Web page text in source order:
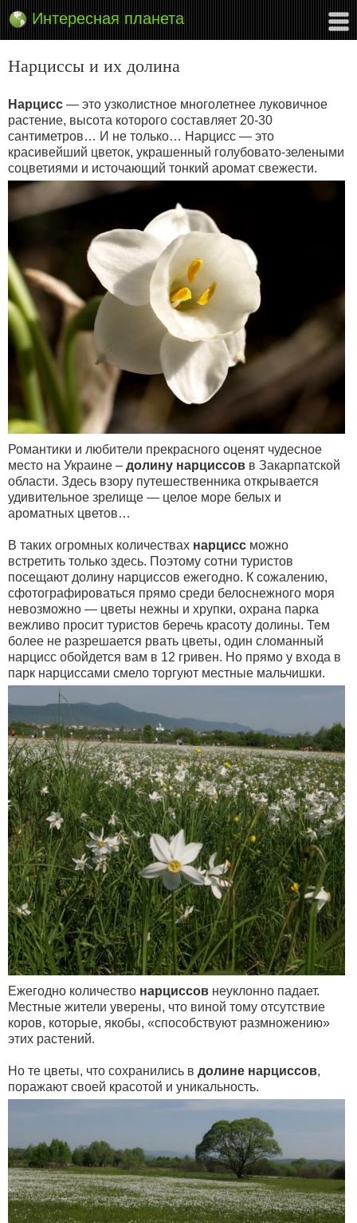
Интересная планета
Нарциссы и их долина
Нарцисс — это узколистное многолетнее луковичное
растение, высота которого составляет 20-30
сантиметров… И не только… Нарцисс — это
красивейший цветок, украшенный голубовато-зелеными
соцветиями и источающий тонкий аромат свежести.
Романтики и любители прекрасного оценят чудесное
место на Украине – долину нарциссов в Закарпатской
области. Здесь взору путешественника открывается
удивительное зрелище — целое море белых и
ароматных цветов…
В таких огромных количествах нарцисс можно
встретить только здесь. Поэтому сотни туристов
посещают долину нарциссов ежегодно. К сожалению,
сфотографироваться прямо среди белоснежного моря
невозможно — цветы нежны и хрупки, охрана парка
вежливо просит туристов беречь красоту долины. Тем
более не разрешается рвать цветы, один сломанный
нарцисс обойдется вам в 12 гривен. Но прямо у входа в
парк нарциссами смело торгуют местные мальчишки.
Ежегодно количество нарциссов неуклонно падает.
Местные жители уверены, что виной тому отсутствие
коров, которые, якобы, «способствуют размножению»
этих растений.
Но те цветы, что сохранились в долине нарциссов,
поражают своей красотой и уникальность.